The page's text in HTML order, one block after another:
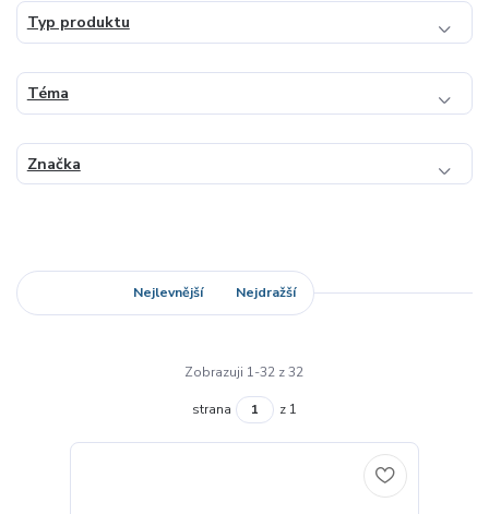
Typ produktu
Téma
Značka
Nejlevnější Nejdražší
Zobrazuji 1-32 z 32
strana z 1